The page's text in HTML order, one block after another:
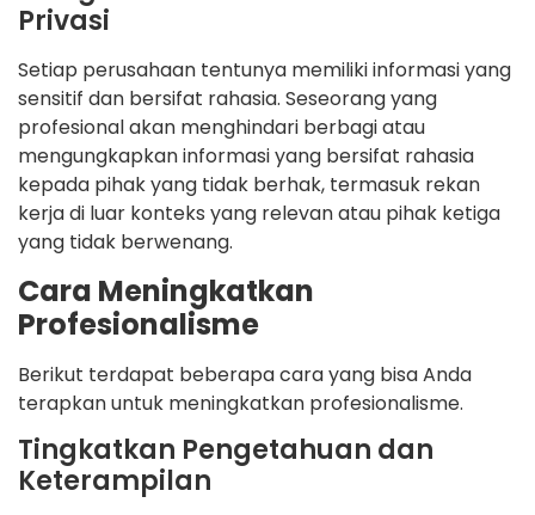
Privasi
Setiap perusahaan tentunya memiliki informasi yang
sensitif dan bersifat rahasia. Seseorang yang
profesional akan menghindari berbagi atau
mengungkapkan informasi yang bersifat rahasia
kepada pihak yang tidak berhak, termasuk rekan
kerja di luar konteks yang relevan atau pihak ketiga
yang tidak berwenang.
Cara Meningkatkan
Profesionalisme
Berikut terdapat beberapa cara yang bisa Anda
terapkan untuk meningkatkan profesionalisme.
Tingkatkan Pengetahuan dan
Keterampilan